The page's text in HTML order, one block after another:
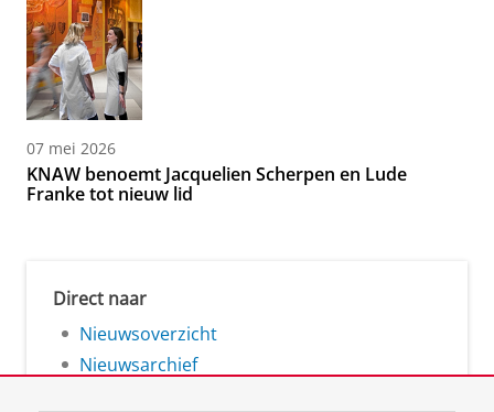
07 mei 2026
KNAW benoemt Jacquelien Scherpen en Lude
Franke tot nieuw lid
Direct naar
Nieuwsoverzicht
Nieuwsarchief